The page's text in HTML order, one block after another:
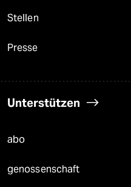
Stellen
Presse
Unterstützen
abo
genossenschaft